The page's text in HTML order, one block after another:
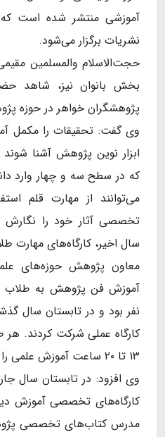
آموزشی منتشر شده است که
نشریات برگزار می‌شود.
حجت‌الاسلام والمسلمین
بخش بانوان نیز، شاهد
پژوهشگران خواهر در حوزه
وی گفت: تحقیقات را مکمل
ابزار نوین پژوهش آشنا
که در سطح سه و چهار وارد
می‌توانند از مهارت قلم
تخصصی آثار خود را نگارش
سال اخیر، کارگاه‌های مهارت
معاون پژوهش حوزه‌های
آموزش فن پژوهش به طلاب
کارگاه عملی شرکت کردند. هر
۱۳ تا ۲۰ ساعت آموزش علمی را طی کرده است.
وی افزود: در تابستان سال
مدرس کتاب‌های تخصصی